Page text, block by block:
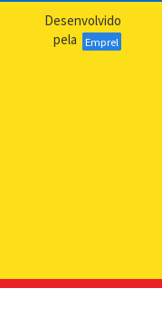
Desenvolvido
pela
Emprel